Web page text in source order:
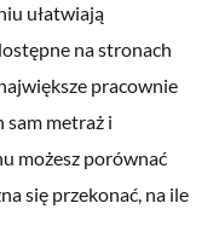
ułatwiają
na stronach
pracownie
sam metraż i
możesz porównać
się przekonać, na ile